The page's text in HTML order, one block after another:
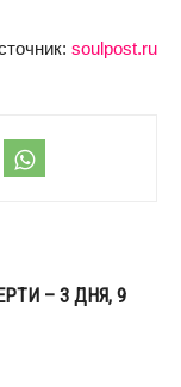
soulpost.ru
– 3 ДНЯ, 9